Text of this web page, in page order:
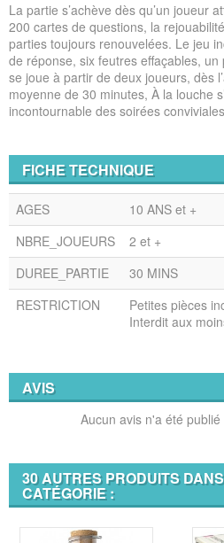
La partie s’achève dès qu’un joueur
200 cartes de questions, la
parties toujours renouvelées. Le jeu
de réponse, six feutres effaçables,
se joue à partir de deux joueurs, dès
moyenne de 30 minutes, À la louche
incontournable des soirées
FICHE TECHNIQUE
AGES
10 ANS et +
NBRE_JOUEURS
2 et +
DUREE_PARTIE
30 MINS
RESTRICTION
Petites pièces
Interdit aux
AVIS
Aucun avis n'a été
30 AUTRES PRODUITS
CATÉGORIE :